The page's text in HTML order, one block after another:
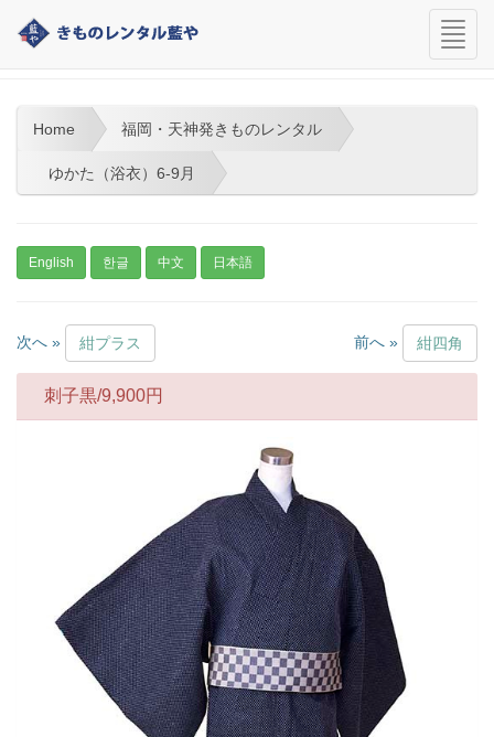
navi
福岡・天神発きものレンタル
Home 福岡・天神発きものレンタル
ゆかた（浴衣）6-9月
English 한글 中文 日本語
次へ » 紺プラス 前へ » 紺四角
刺子黒/9,900円